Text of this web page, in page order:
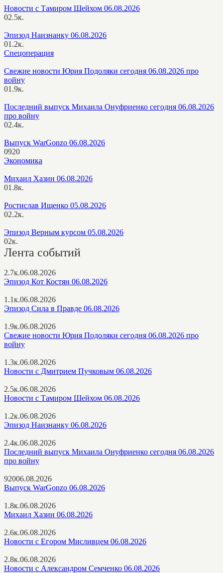
Новости с Тамиром Шейхом 06.08.2026
02.5к.
Эпизод Наизнанку 06.08.2026
01.2к.
Спецоперация
Свежие новости Юрия Подоляки сегодня 06.08.2026 про
войну
01.9к.
Последний выпуск Михаила Онуфриенко сегодня 06.08.2026
про войну
02.4к.
Выпуск WarGonzo 06.08.2026
0920
Экономика
Михаил Хазин 06.08.2026
01.8к.
Ростислав Ищенко 05.08.2026
02.2к.
Эпизод Верным курсом 05.08.2026
02к.
Лента событий
2.7к.06.08.2026
Эпизод Кот Костян 06.08.2026
1.1к.06.08.2026
Эпизод Сила в Правде 06.08.2026
1.9к.06.08.2026
Свежие новости Юрия Подоляки сегодня 06.08.2026 про
войну
1.3к.06.08.2026
Новости с Дмитрием Пучковым 06.08.2026
2.5к.06.08.2026
Новости с Тамиром Шейхом 06.08.2026
1.2к.06.08.2026
Эпизод Наизнанку 06.08.2026
2.4к.06.08.2026
Последний выпуск Михаила Онуфриенко сегодня 06.08.2026
про войну
92006.08.2026
Выпуск WarGonzo 06.08.2026
1.8к.06.08.2026
Михаил Хазин 06.08.2026
2.6к.06.08.2026
Новости с Егором Мисливцем 06.08.2026
2.8к.06.08.2026
Новости с Александром Семченко 06.08.2026